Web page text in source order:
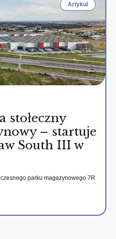
Artykul
stołeczny
– startuje
South III w
parku magazynowego 7R